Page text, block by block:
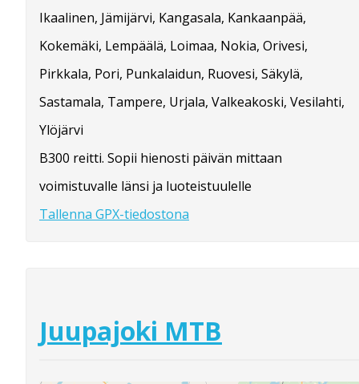
Ikaalinen, Jämijärvi, Kangasala, Kankaanpää,
Kokemäki, Lempäälä, Loimaa, Nokia, Orivesi,
Pirkkala, Pori, Punkalaidun, Ruovesi, Säkylä,
Sastamala, Tampere, Urjala, Valkeakoski, Vesilahti,
Ylöjärvi
B300 reitti. Sopii hienosti päivän mittaan
voimistuvalle länsi ja luoteistuulelle
Tallenna GPX-tiedostona
Juupajoki MTB